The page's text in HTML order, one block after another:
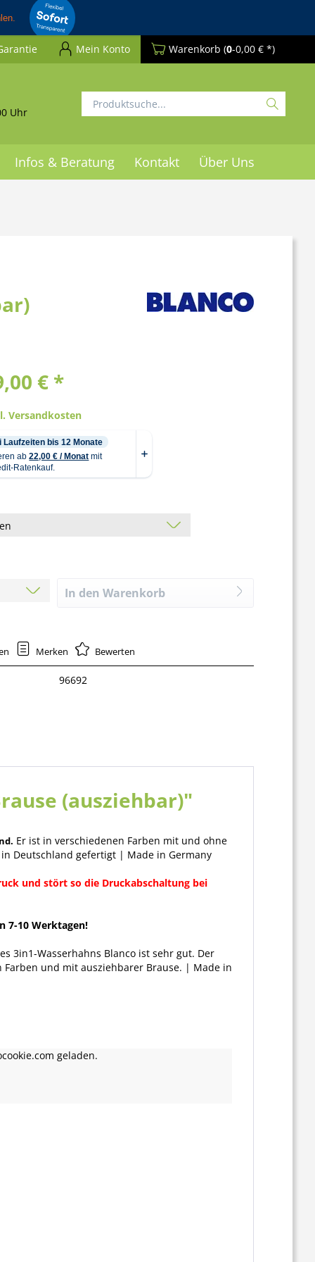
Mein Konto Warenkorb (0-0,00 € *)
Uhr
Infos & Beratung Kontakt Über Uns
€ *
Versandkosten
In den Warenkorb
Merken Bewerten
96692
(ausziehbar)"
Er ist in verschiedenen Farben mit und ohne
Deutschland gefertigt | Made in Germany
und stört so die Druckabschaltung bei
7-10 Werktagen!
3in1-Wasserhahns Blanco ist sehr gut. Der
Farben und mit ausziehbarer Brause. | Made in
geladen.